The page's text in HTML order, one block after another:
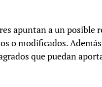
apuntan a un posible
o modificados.
que puedan